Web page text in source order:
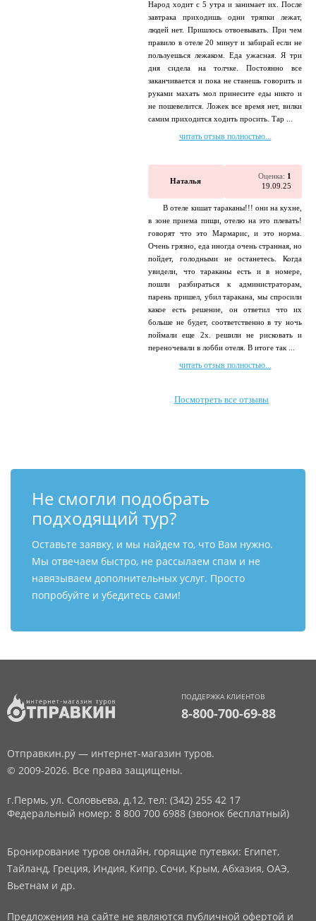
Народ ходит с 5 утра и занимает их. После
завтрака приходишь одни тряпки лежат,
людей нет. Пришлось отвоевывать. При чем
правило в отеле 20 минут и забирай если не
пользуешься лежаком. Еда ужасная. Я три
дня сидела на толчке. Постоянно все
заканчивается и пока не станешь говорить и
руками махать мол принесите еды никто и
не пошевелится. Ложек все время нет, вилки
самим приходится ходить просить. Тар ...
читать отзыв полностью...
Наталья
Оценка: 1
19.09.25
В отеле кишат тараканы!!! они на кухне,
в зоне приема пищи, отелю на это плевать!
говорят что это Мармарис, и это норма.
Очень грязно, еда иногда очень странная, но
пойдет, голодными не останетесь. Когда
увидели, что тараканы есть и в номере,
пошли разбираться к администраторам,
парень пришел, убил таракана, мы спросили
какое есть решение, он ответил что их
больше не будет, соответственно в ту ночь
поймали еще 2х. решили не рисковать и
переночевали в лобби отеля. В итоге так ...
читать отзыв полностью...
Посмотреть все отзывы
Не смогли подобрать
подходящий тур?
Оставьте заявку, и мы найдем то, что Вам нужно.
Мы отвечаем быстро, не рассылаем спам и не
навязываем дополнительных услуг. Просто
попробуйте и убедитесь сами!
ПОДДЕРЖКА КЛИЕНТОВ
8-800-700-69-88
Отправкин.ру — интернет-магазин туров.
© 2009-2026. Все права защищены.
г.Пермь, ул. Соловьева, д.12, тел: (342) 255 42 17
Федеральный номер: 8 800 700 6988 (звонок бесплатный)
Бронирование туров онлайн, горящие путевки: Египет,
Тайланд, Греция, Индия, Кипр, Сочи, Крым, Абхазия, ОАЭ,
Вьетнам и др.
Предложения на сайте не являются публичной офертой и